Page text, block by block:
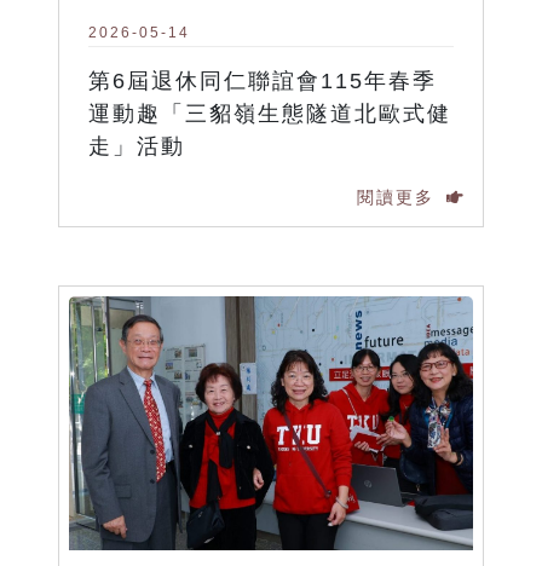
2026-05-14
第6屆退休同仁聯誼會115年春季
運動趣「三貂嶺生態隧道北歐式健
走」活動
閱讀更多